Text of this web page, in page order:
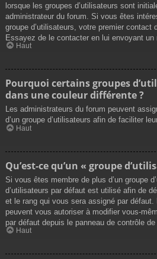
lorsque les groupes d’utilisateurs sont
administrateur du forum. Si vous êtes
groupe d’utilisateurs, votre premier contact
Essayez de le contacter en lui envoyant un
Haut
Pourquoi certains groupes
dans une couleur différente ?
Les administrateurs du forum peuvent
d’un groupe d’utilisateurs afin de faciliter
Haut
Qu’est-ce qu’un « groupe
Si vous êtes membre de plus d’un groupe
d’utilisateurs par défaut est utilisé afin de
et le rang qui vous sera assigné par
peuvent vous autoriser à modifier vous-
par défaut depuis le panneau de contrôle de
Haut